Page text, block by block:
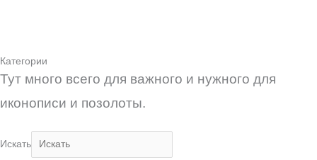
Категории
Тут много всего для важного и нужного для
иконописи и позолоты.
Искать